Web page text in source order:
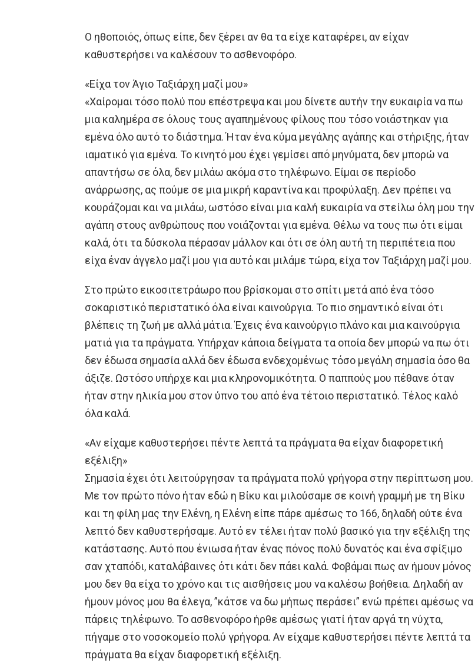
Ο ηθοποιός, όπως είπε, δεν ξέρει αν θα τα είχε καταφέρει, αν είχαν
καθυστερήσει να καλέσουν το ασθενοφόρο.
«Είχα τον Άγιο Ταξιάρχη μαζί μου»
«Χαίρομαι τόσο πολύ που επέστρεψα και μου δίνετε αυτήν την ευκαιρία να πω
μια καλημέρα σε όλους τους αγαπημένους φίλους που τόσο νοιάστηκαν για
εμένα όλο αυτό το διάστημα. Ήταν ένα κύμα μεγάλης αγάπης και στήριξης, ήταν
ιαματικό για εμένα. Το κινητό μου έχει γεμίσει από μηνύματα, δεν μπορώ να
απαντήσω σε όλα, δεν μιλάω ακόμα στο τηλέφωνο. Είμαι σε περίοδο
ανάρρωσης, ας πούμε σε μια μικρή καραντίνα και προφύλαξη. Δεν πρέπει να
κουράζομαι και να μιλάω, ωστόσο είναι μια καλή ευκαιρία να στείλω όλη μου την
αγάπη στους ανθρώπους που νοιάζονται για εμένα. Θέλω να τους πω ότι είμαι
καλά, ότι τα δύσκολα πέρασαν μάλλον και ότι σε όλη αυτή τη περιπέτεια που
είχα έναν άγγελο μαζί μου για αυτό και μιλάμε τώρα, είχα τον Ταξιάρχη μαζί μου.
Στο πρώτο εικοσιτετράωρο που βρίσκομαι στο σπίτι μετά από ένα τόσο
σοκαριστικό περιστατικό όλα είναι καινούργια. Το πιο σημαντικό είναι ότι
βλέπεις τη ζωή με αλλά μάτια. Έχεις ένα καινούργιο πλάνο και μια καινούργια
ματιά για τα πράγματα. Υπήρχαν κάποια δείγματα τα οποία δεν μπορώ να πω ότι
δεν έδωσα σημασία αλλά δεν έδωσα ενδεχομένως τόσο μεγάλη σημασία όσο θα
άξιζε. Ωστόσο υπήρχε και μια κληρονομικότητα. Ο παππούς μου πέθανε όταν
ήταν στην ηλικία μου στον ύπνο του από ένα τέτοιο περιστατικό. Τέλος καλό
όλα καλά.
«Αν είχαμε καθυστερήσει πέντε λεπτά τα πράγματα θα είχαν διαφορετική
εξέλιξη»
Σημασία έχει ότι λειτούργησαν τα πράγματα πολύ γρήγορα στην περίπτωση μου.
Με τον πρώτο πόνο ήταν εδώ η Βίκυ και μιλούσαμε σε κοινή γραμμή με τη Βίκυ
και τη φίλη μας την Ελένη, η Ελένη είπε πάρε αμέσως το 166, δηλαδή ούτε ένα
λεπτό δεν καθυστερήσαμε. Αυτό εν τέλει ήταν πολύ βασικό για την εξέλιξη της
κατάστασης. Αυτό που ένιωσα ήταν ένας πόνος πολύ δυνατός και ένα σφίξιμο
σαν χταπόδι, καταλάβαινες ότι κάτι δεν πάει καλά. Φοβάμαι πως αν ήμουν μόνος
μου δεν θα είχα το χρόνο και τις αισθήσεις μου να καλέσω βοήθεια. Δηλαδή αν
ήμουν μόνος μου θα έλεγα, ”κάτσε να δω μήπως περάσει” ενώ πρέπει αμέσως να
πάρεις τηλέφωνο. Το ασθενοφόρο ήρθε αμέσως γιατί ήταν αργά τη νύχτα,
πήγαμε στο νοσοκομείο πολύ γρήγορα. Αν είχαμε καθυστερήσει πέντε λεπτά τα
πράγματα θα είχαν διαφορετική εξέλιξη.